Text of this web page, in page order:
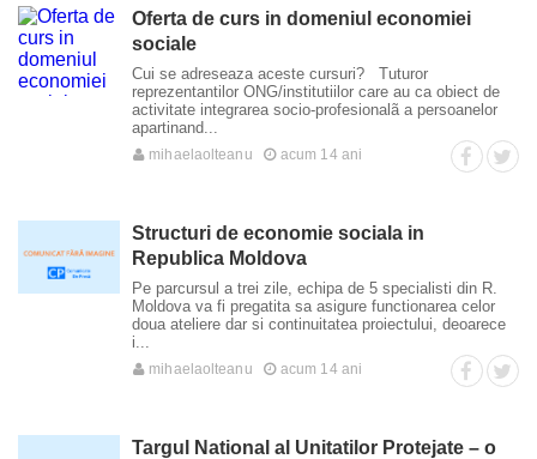
Oferta de curs in domeniul economiei
sociale
Cui se adreseaza aceste cursuri? Tuturor
reprezentantilor ONG/institutiilor care au ca obiect de
activitate integrarea socio-profesionalã a persoanelor
apartinand...
mihaelaolteanu acum 14 ani
Structuri de economie sociala in
Republica Moldova
Pe parcursul a trei zile, echipa de 5 specialisti din R.
Moldova va fi pregatita sa asigure functionarea celor
doua ateliere dar si continuitatea proiectului, deoarece
i...
mihaelaolteanu acum 14 ani
Targul National al Unitatilor Protejate – o